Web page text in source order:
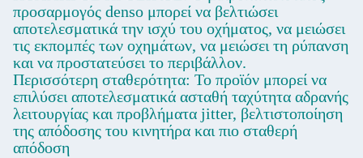
προσαρμογός denso μπορεί να βελτιώσει
αποτελεσματικά την ισχύ του οχήματος, να μειώσει
τις εκπομπές των οχημάτων, να μειώσει τη ρύπανση
και να προστατεύσει το περιβάλλον.
Περισσότερη σταθερότητα: Το προϊόν μπορεί να
επιλύσει αποτελεσματικά ασταθή ταχύτητα αδρανής
λειτουργίας και προβλήματα jitter, βελτιστοποίηση
της απόδοσης του κινητήρα και πιο σταθερή
απόδοση